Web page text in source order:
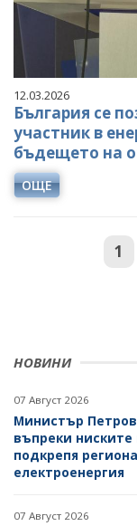
НОВИНИ
07 Август 2026
Министър
въпреки
подкрепя
електроенергия
07 Август 2026
12.03.2026
България се
участник в
бъдещето на
ОЩЕ
1